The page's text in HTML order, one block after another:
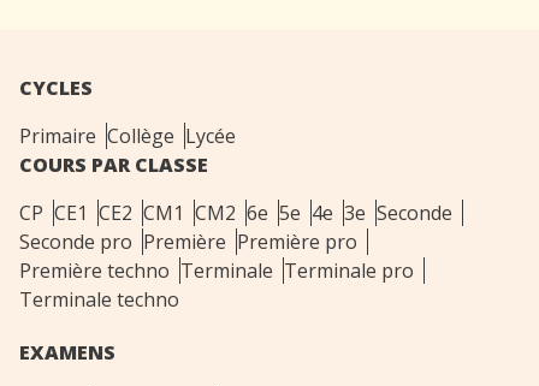
CYCLES
Primaire Collège Lycée
COURS PAR CLASSE
CP CE1 CE2 CM1 CM2 6e 5e 4e 3e Seconde
Seconde pro Première Première pro
Première techno Terminale Terminale pro
Terminale techno
EXAMENS